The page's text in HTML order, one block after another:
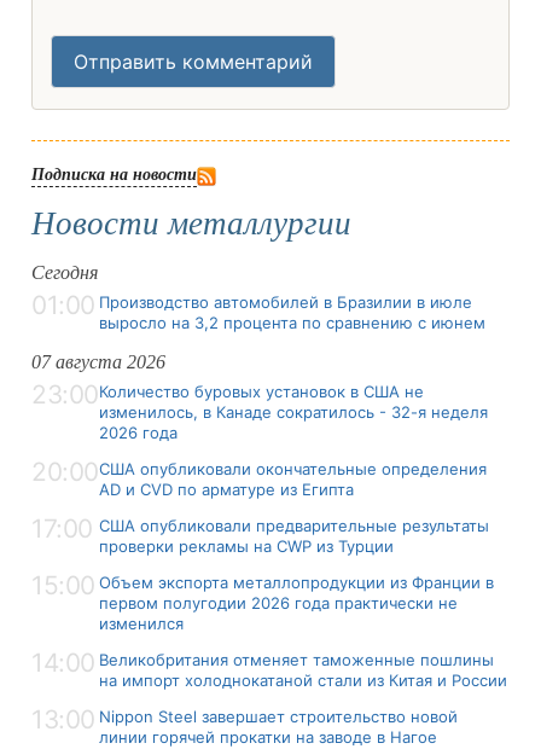
Отправить комментарий
Подписка на новости
Новости металлургии
Сегодня
01:00 Производство автомобилей в Бразилии в июле
выросло на 3,2 процента по сравнению с июнем
07 августа 2026
23:00Количество буровых установок в США не
изменилось, в Канаде сократилось - 32-я неделя
2026 года
20:00США опубликовали окончательные определения
AD и CVD по арматуре из Египта
17:00 США опубликовали предварительные результаты
проверки рекламы на CWP из Турции
15:00 Объем экспорта металлопродукции из Франции в
первом полугодии 2026 года практически не
изменился
14:00 Великобритания отменяет таможенные пошлины
на импорт холоднокатаной стали из Китая и России
13:00 Nippon Steel завершает строительство новой
линии горячей прокатки на заводе в Нагое